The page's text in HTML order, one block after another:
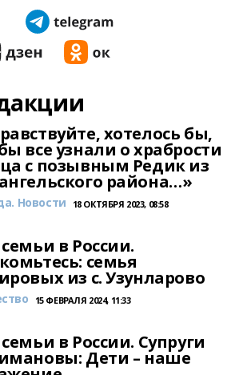
хотелось бы,
все узнали о храбрости
с позывным Редик из
района…»
Новости 18 ОКТЯБРЯ 2023, 08:58
в России.
семья
из с. Узунларово
15 ФЕВРАЛЯ 2024, 11:33
в России. Супруги
Дети – наше